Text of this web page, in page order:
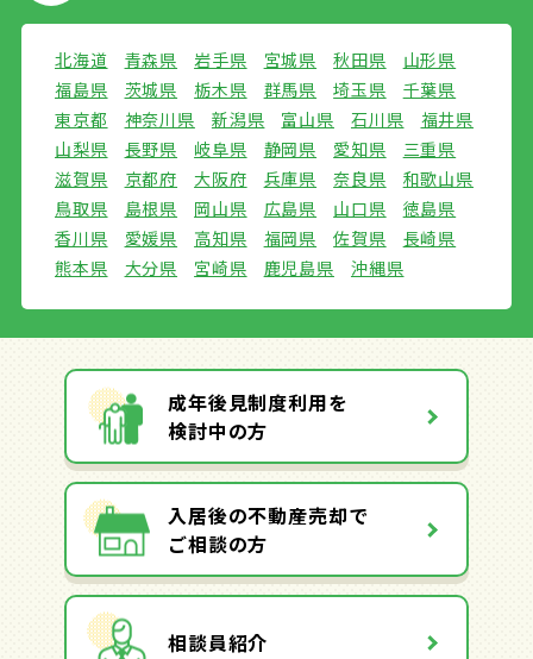
北海道 青森県 岩手県 宮城県 秋田県
山形県
福島県
茨城県 栃木県 群馬県 埼玉県
千葉県
東京都
神奈川県 新潟県 富山県 石川県
福井県
山梨県
長野県 岐阜県 静岡県 愛知県
三重県
滋賀県
京都府 大阪府 兵庫県 奈良県
和歌山県
鳥取県
島根県 岡山県 広島県 山口県
徳島県
香川県
愛媛県 高知県 福岡県 佐賀県
長崎県
熊本県
大分県 宮崎県 鹿児島県 沖縄県
成年後見制度利用を
検討中の方
入居後の不動産売却で
ご相談の方
相談員紹介